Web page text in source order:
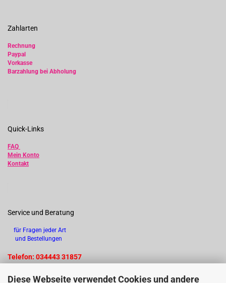
Diese Webseite verwendet Cookies und andere
Zahlarten
Rechnung
Paypal
Vorkasse
Barzahlung bei Abholung
Quick-Links
FAQ
Mein Konto
Kontakt
Service und Beratung
für Fragen jeder Art
und Bestellungen
Telefon: 034443 31857